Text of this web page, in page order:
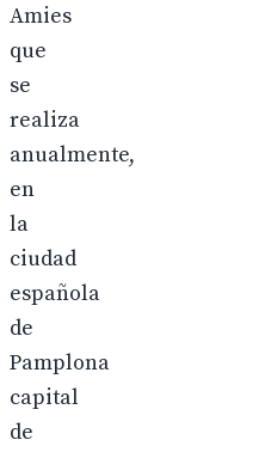
Amies
que
se
realiza
anualmente,
en
la
ciudad
española
de
Pamplona
capital
de